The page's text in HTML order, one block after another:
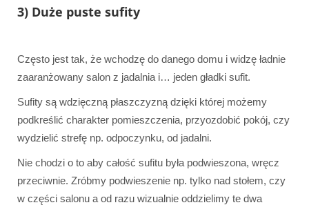
3) Duże puste sufity
Często jest tak, że wchodzę do danego domu i widzę ładnie
zaaranżowany salon z jadalnia i… jeden gładki sufit.
Sufity są wdzięczną płaszczyzną dzięki której możemy
podkreślić charakter pomieszczenia, przyozdobić pokój, czy
wydzielić strefę np. odpoczynku, od jadalni.
Nie chodzi o to aby całość sufitu była podwieszona, wręcz
przeciwnie. Zróbmy podwieszenie np. tylko nad stołem, czy
w części salonu a od razu wizualnie oddzielimy te dwa